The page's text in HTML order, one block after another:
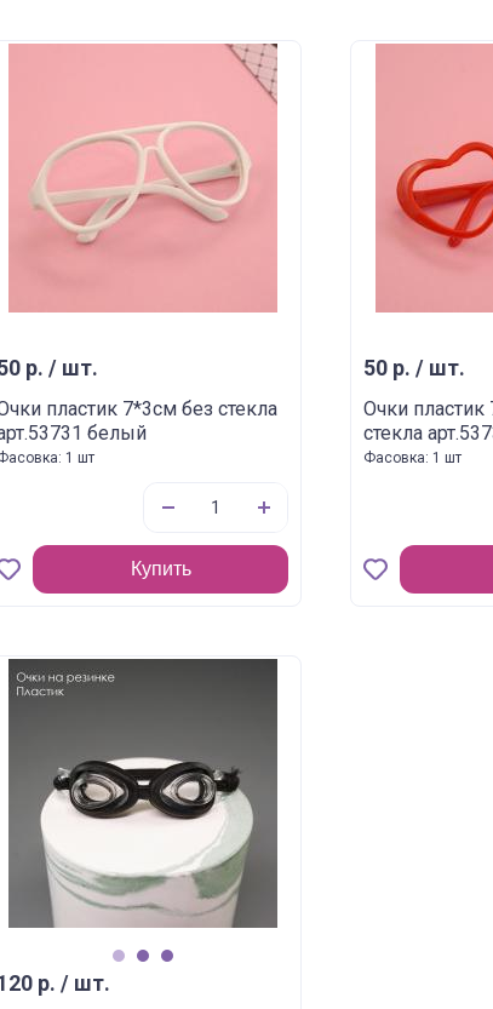
р. / шт.
пластик 7*3см без стекла
белый
1 шт
Купить
50 р. / шт.
Очки пластик
стекла
Фасовка: 1 шт
р. / шт.